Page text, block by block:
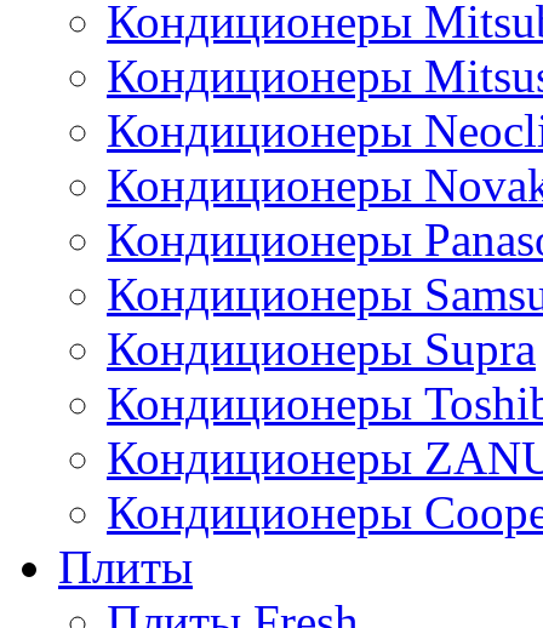
Кондиционеры
Кондиционеры
Кондиционеры
Кондиционеры
Кондиционеры
Кондиционеры
Кондиционеры Supra
Кондиционеры
Кондиционеры
Кондиционеры
Плиты